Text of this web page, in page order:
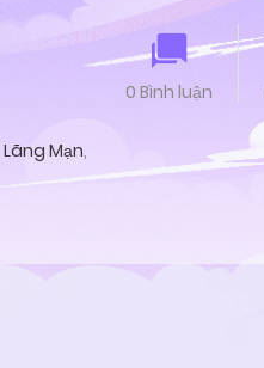
Lãng Mạn,
0 Bình luận